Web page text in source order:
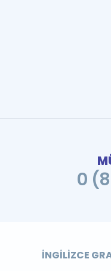
0
İNGILIZCE